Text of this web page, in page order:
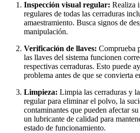
Inspección visual regular: Realiza
regulares de todas las cerraduras
amaestramiento. Busca signos de
manipulación.
Verificación de llaves: Comprueba
las llaves del sistema funcionen
respectivas cerraduras. Esto puede
problema antes de que se convierta
Limpieza: Limpia las cerraduras y
regular para eliminar el polvo, la
contaminantes que pueden afectar
un lubricante de calidad para
estado de funcionamiento.